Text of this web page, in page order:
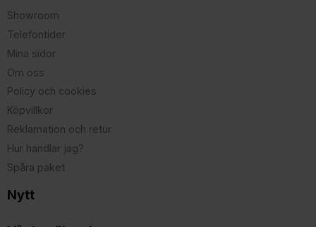
Showroom
Telefontider
Mina sidor
Om oss
Policy och cookies
Köpvillkor
Reklamation och retur
Hur handlar jag?
Spåra paket
Nytt